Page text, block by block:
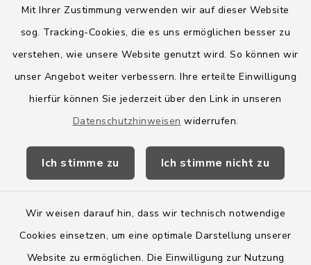
Mit Ihrer Zustimmung verwenden wir auf dieser Website
sog. Tracking-Cookies, die es uns ermöglichen besser zu
verstehen, wie unsere Website genutzt wird. So können wir
unser Angebot weiter verbessern. Ihre erteilte Einwilligung
hierfür können Sie jederzeit über den Link in unseren
Datenschutzhinweisen widerrufen.
Ich stimme zu Ich stimme nicht zu
Wir weisen darauf hin, dass wir technisch notwendige
Cookies einsetzen, um eine optimale Darstellung unserer
Website zu ermöglichen. Die Einwilligung zur Nutzung
Quicklinks
Amt Boostedt-Rickling
Amtsbroschüre
Wege-Zweckverband